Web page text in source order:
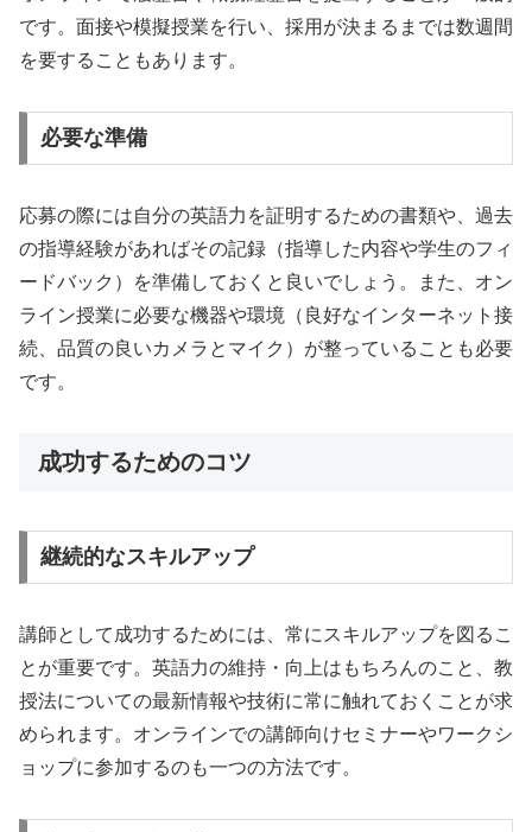
です。面接や模擬授業を行い、採用が決まるまでは数週間
を要することもあります。
必要な準備
応募の際には自分の英語力を証明するための書類や、過去
の指導経験があればその記録（指導した内容や学生のフィ
ードバック）を準備しておくと良いでしょう。また、オン
ライン授業に必要な機器や環境（良好なインターネット接
続、品質の良いカメラとマイク）が整っていることも必要
です。
成功するためのコツ
継続的なスキルアップ
講師として成功するためには、常にスキルアップを図るこ
とが重要です。英語力の維持・向上はもちろんのこと、教
授法についての最新情報や技術に常に触れておくことが求
められます。オンラインでの講師向けセミナーやワークシ
ョップに参加するのも一つの方法です。